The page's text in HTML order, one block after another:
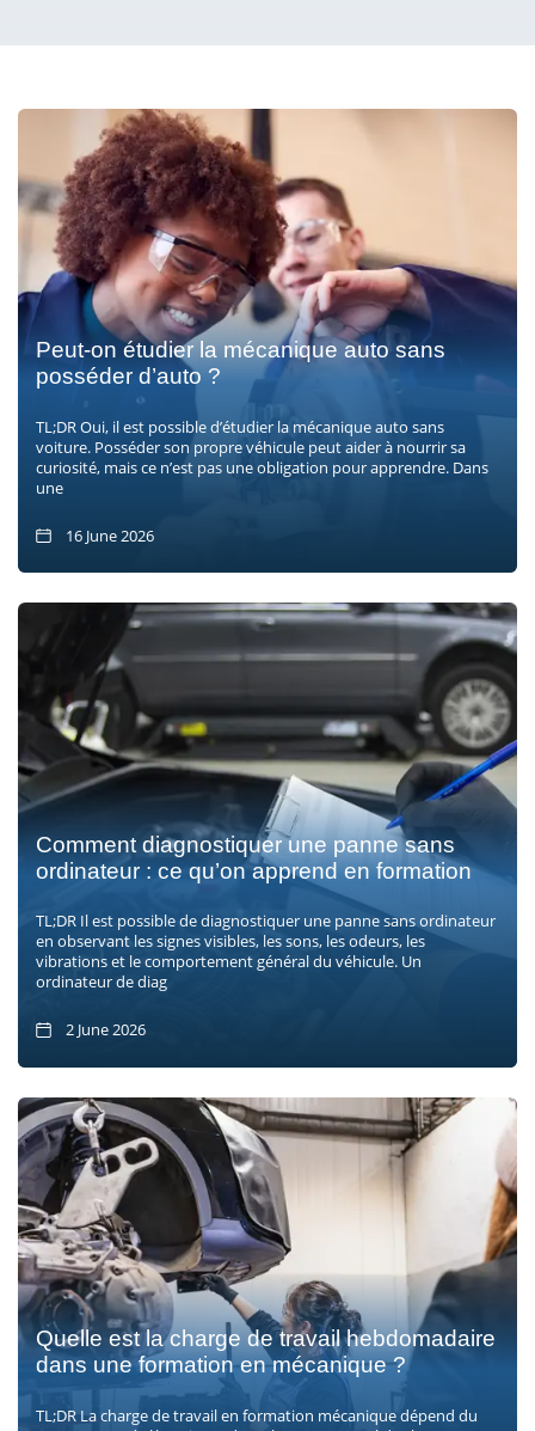
Peut-on étudier la mécanique auto sans
posséder d’auto ?
TL;DR Oui, il est possible d’étudier la mécanique auto sans
voiture. Posséder son propre véhicule peut aider à nourrir sa
curiosité, mais ce n’est pas une obligation pour apprendre. Dans
une
16 June 2026
Comment diagnostiquer une panne sans
ordinateur : ce qu’on apprend en formation
TL;DR Il est possible de diagnostiquer une panne sans ordinateur
en observant les signes visibles, les sons, les odeurs, les
vibrations et le comportement général du véhicule. Un
ordinateur de diag
2 June 2026
Quelle est la charge de travail hebdomadaire
dans une formation en mécanique ?
TL;DR La charge de travail en formation mécanique dépend du